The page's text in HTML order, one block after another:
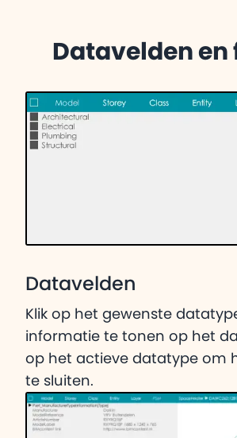
Datavelden
Datavelden
Klik op het gewenste
informatie te tonen op het
op het actieve datatype om
te sluiten.